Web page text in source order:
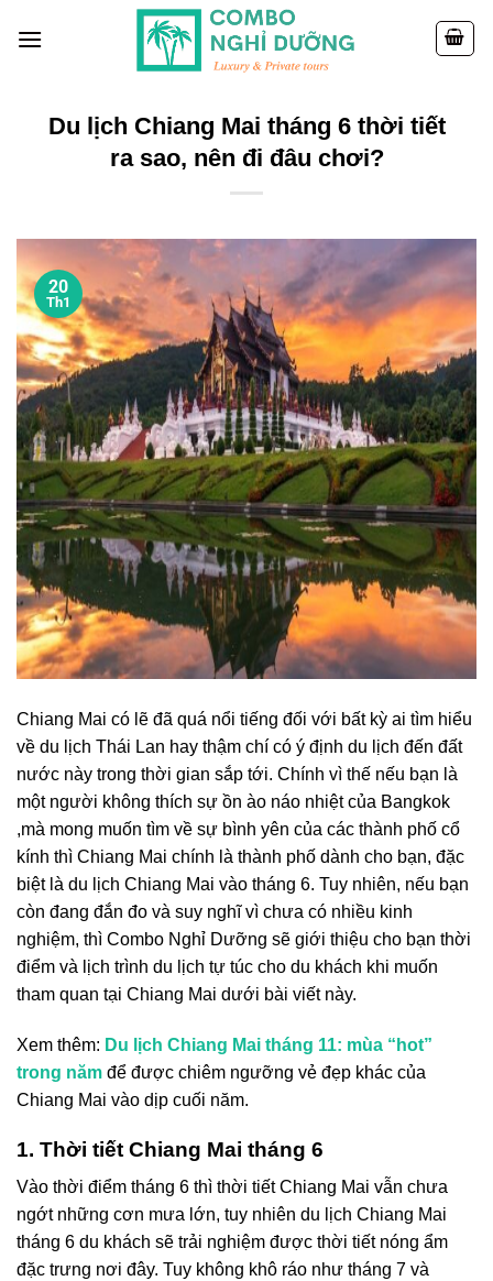
Du lịch Chiang Mai tháng 6 thời tiết
ra sao, nên đi đâu chơi?
20
Th1
Chiang Mai có lẽ đã quá nổi tiếng đối với bất kỳ ai tìm hiểu
về du lịch Thái Lan hay thậm chí có ý định du lịch đến đất
nước này trong thời gian sắp tới. Chính vì thế nếu bạn là
một người không thích sự ồn ào náo nhiệt của Bangkok
,mà mong muốn tìm về sự bình yên của các thành phố cổ
kính thì Chiang Mai chính là thành phố dành cho bạn, đặc
biệt là du lịch Chiang Mai vào tháng 6. Tuy nhiên, nếu bạn
còn đang đắn đo và suy nghĩ vì chưa có nhiều kinh
nghiệm, thì Combo Nghỉ Dưỡng sẽ giới thiệu cho bạn thời
điểm và lịch trình du lịch tự túc cho du khách khi muốn
tham quan tại Chiang Mai dưới bài viết này.
Xem thêm: Du lịch Chiang Mai tháng 11: mùa “hot”
trong năm để được chiêm ngưỡng vẻ đẹp khác của
Chiang Mai vào dịp cuối năm.
1. Thời tiết Chiang Mai tháng 6
Vào thời điểm tháng 6 thì thời tiết Chiang Mai vẫn chưa
ngớt những cơn mưa lớn, tuy nhiên du lịch Chiang Mai
tháng 6 du khách sẽ trải nghiệm được thời tiết nóng ẩm
đặc trưng nơi đây. Tuy không khô ráo như tháng 7 và